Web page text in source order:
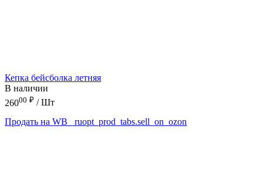
Кепка бейсболка летняя
В наличии
26000 ₽ / Шт
Продать на WB
_ruopt_prod_tabs.sell_on_ozon